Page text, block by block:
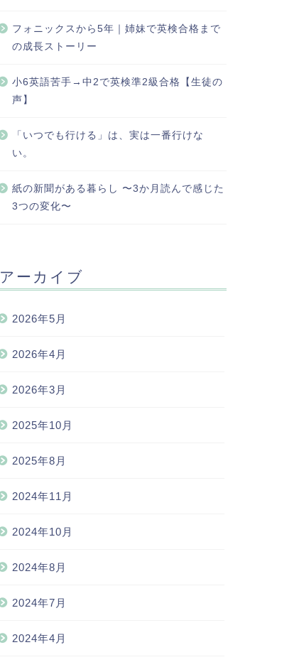
フォニックスから5年｜姉妹で英検合格まで
の成長ストーリー
小6英語苦手→中2で英検準2級合格【生徒の
声】
「いつでも行ける」は、実は一番行けな
い。
紙の新聞がある暮らし 〜3か月読んで感じた
3つの変化〜
アーカイブ
2026年5月
2026年4月
2026年3月
2025年10月
2025年8月
2024年11月
2024年10月
2024年8月
2024年7月
2024年4月